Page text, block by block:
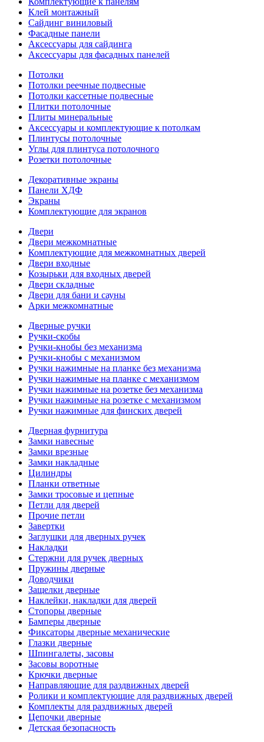
Клей монтажный
Сайдинг виниловый
Фасадные панели
Аксессуары для сайдинга
Аксессуары для фасадных панелей
Потолки
Потолки реечные подвесные
Потолки кассетные подвесные
Плитки потолочные
Плиты минеральные
Аксессуары и комплектующие к потолкам
Плинтусы потолочные
Углы для плинтуса потолочного
Розетки потолочные
Декоративные экраны
Панели ХДФ
Экраны
Комплектующие для экранов
Двери
Двери межкомнатные
Комплектующие для межкомнатных дверей
Двери входные
Козырьки для входных дверей
Двери складные
Двери для бани и сауны
Арки межкомнатные
Дверные ручки
Ручки-скобы
Ручки-кнобы без механизма
Ручки-кнобы с механизмом
Ручки нажимные на планке без механизма
Ручки нажимные на планке с механизмом
Ручки нажимные на розетке без механизма
Ручки нажимные на розетке с механизмом
Ручки нажимные для финских дверей
Дверная фурнитура
Замки навесные
Замки врезные
Замки накладные
Цилиндры
Планки ответные
Замки тросовые и цепные
Петли для дверей
Прочие петли
Завертки
Заглушки для дверных ручек
Накладки
Стержни для ручек дверных
Пружины дверные
Доводчики
Защелки дверные
Наклейки, накладки для дверей
Стопоры дверные
Бамперы дверные
Фиксаторы дверные механические
Глазки дверные
Шпингалеты, засовы
Засовы воротные
Крючки дверные
Направляющие для раздвижных дверей
Ролики и комплектующие для раздвижных дверей
Комплекты для раздвижных дверей
Цепочки дверные
Детская безопасность